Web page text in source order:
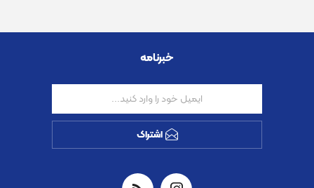
خبرنامه
اشتراک